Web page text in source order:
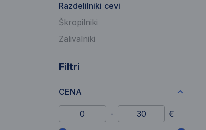
Razdelilniki cevi
Škropilniki
Zalivalniki
Filtri
CENA
Minimalni znesek
- Maksimalni znesek
€